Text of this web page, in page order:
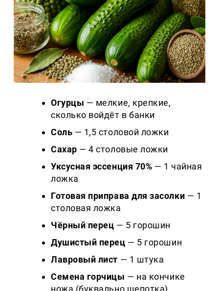
Огурцы — мелкие, крепкие,
сколько войдёт в банки
Соль — 1,5 столовой ложки
Сахар — 4 столовые ложки
Уксусная эссенция 70% — 1 чайная
ложка
Готовая приправа для засолки — 1
столовая ложка
Чёрный перец — 5 горошин
Душистый перец — 5 горошин
Лавровый лист — 1 штука
Семена горчицы — на кончике
ножа (буквально щепотка)